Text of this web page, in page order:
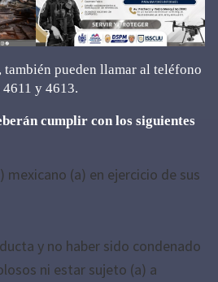
también pueden llamar al teléfono
y 4613.
cumplir con los siguientes
mexicano (a) en ejercicio de sus
y no haber sido condenado
ni estar sujeto (a) a